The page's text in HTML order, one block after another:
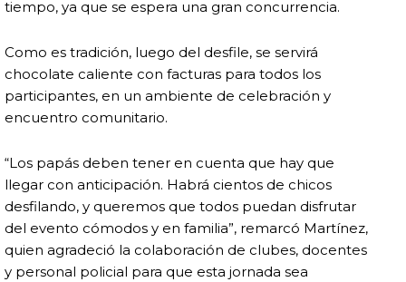
tiempo, ya que se espera una gran concurrencia.
Como es tradición, luego del desfile, se servirá
chocolate caliente con facturas para todos los
participantes, en un ambiente de celebración y
encuentro comunitario.
“Los papás deben tener en cuenta que hay que
llegar con anticipación. Habrá cientos de chicos
desfilando, y queremos que todos puedan disfrutar
del evento cómodos y en familia”, remarcó Martínez,
quien agradeció la colaboración de clubes, docentes
y personal policial para que esta jornada sea